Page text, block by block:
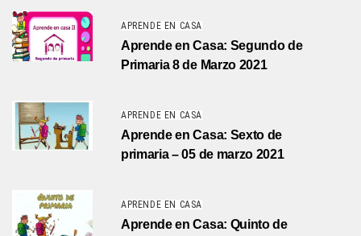
APRENDE EN CASA
Aprende en Casa: Segundo de
Primaria 8 de Marzo 2021
APRENDE EN CASA
Aprende en Casa: Sexto de
primaria – 05 de marzo 2021
APRENDE EN CASA
Aprende en Casa: Quinto de